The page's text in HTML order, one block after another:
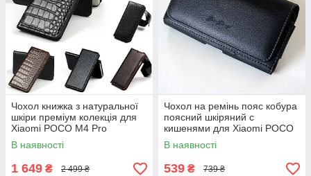
Чохол книжка з натуральної
шкіри преміум колекція для
Xiaomi POCO M4 Pro
"SIGNATURE"
В наявності
1 649 ₴ 2 499 ₴
Чохол на ремінь пояс кобура
поясний шкіряний c
кишенями для Xiaomi POCO
M4 Pro "RAMOS"
В наявності
539 ₴ 739 ₴